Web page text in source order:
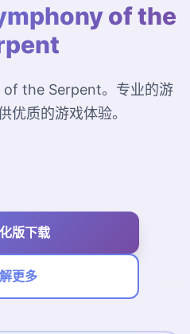
of the
the Serpent。专业的游
优质的游戏体验。
版下载
更多